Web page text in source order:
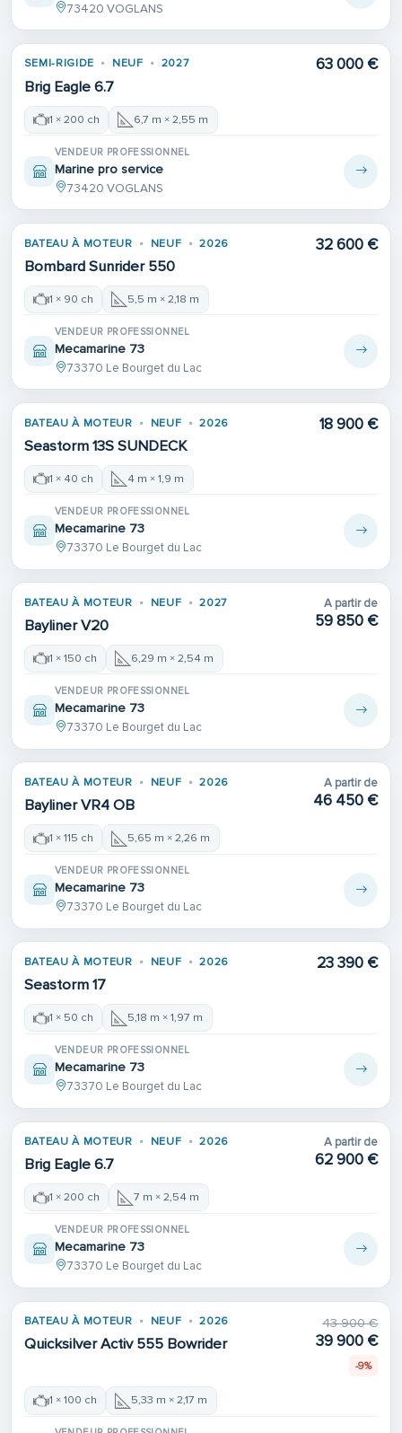
73420 VOGLANS
SEMI-RIGIDE NEUF 2027
Brig Eagle 6.7
63 000 €
1 × 200 ch 6,7 m × 2,55 m
VENDEUR PROFESSIONNEL
Marine pro service
73420 VOGLANS
BATEAU À MOTEUR NEUF 2026
Bombard Sunrider 550
32 600 €
1 × 90 ch 5,5 m × 2,18 m
VENDEUR PROFESSIONNEL
Mecamarine 73
73370 Le Bourget du Lac
BATEAU À MOTEUR NEUF 2026
Seastorm 13S SUNDECK
18 900 €
1 × 40 ch 4 m × 1,9 m
VENDEUR PROFESSIONNEL
Mecamarine 73
73370 Le Bourget du Lac
BATEAU À MOTEUR NEUF 2027
Bayliner V20
A partir de
59 850 €
1 × 150 ch 6,29 m × 2,54 m
VENDEUR PROFESSIONNEL
Mecamarine 73
73370 Le Bourget du Lac
BATEAU À MOTEUR NEUF 2026
Bayliner VR4 OB
A partir de
46 450 €
1 × 115 ch 5,65 m × 2,26 m
VENDEUR PROFESSIONNEL
Mecamarine 73
73370 Le Bourget du Lac
BATEAU À MOTEUR NEUF 2026
Seastorm 17
23 390 €
1 × 50 ch 5,18 m × 1,97 m
VENDEUR PROFESSIONNEL
Mecamarine 73
73370 Le Bourget du Lac
BATEAU À MOTEUR NEUF 2026
Brig Eagle 6.7
A partir de
62 900 €
1 × 200 ch 7 m × 2,54 m
VENDEUR PROFESSIONNEL
Mecamarine 73
73370 Le Bourget du Lac
BATEAU À MOTEUR NEUF 2026
Quicksilver Activ 555 Bowrider
43 900 €
39 900 €
-9%
1 × 100 ch 5,33 m × 2,17 m